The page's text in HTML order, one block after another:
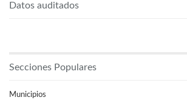
Datos auditados
Secciones Populares
Municipios